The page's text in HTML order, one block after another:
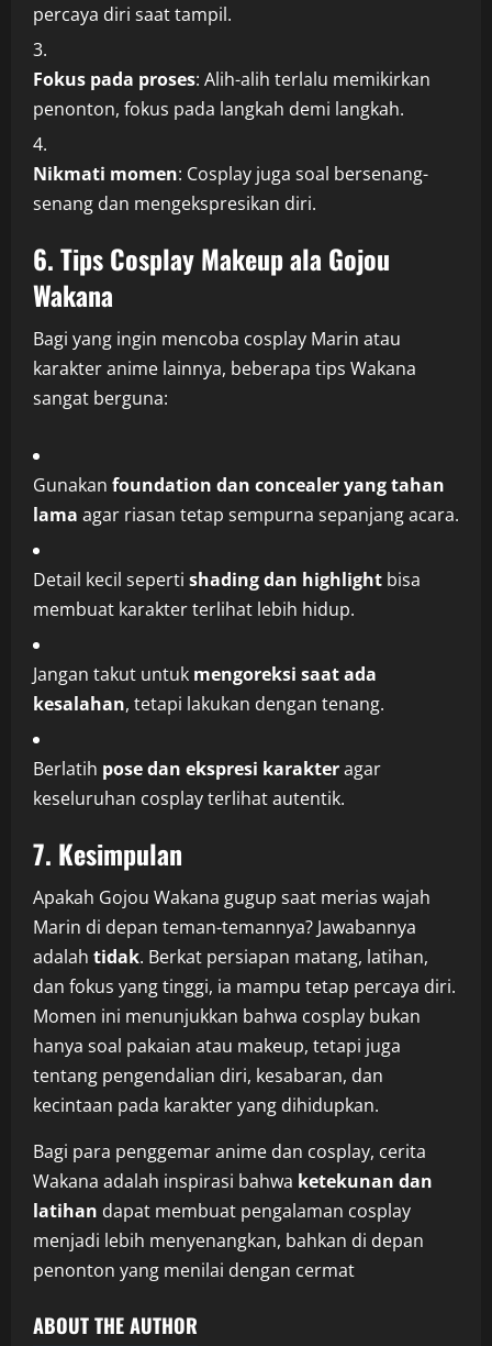
percaya diri saat tampil.
Fokus pada proses: Alih-alih terlalu memikirkan
penonton, fokus pada langkah demi langkah.
Nikmati momen: Cosplay juga soal bersenang-
senang dan mengekspresikan diri.
6. Tips Cosplay Makeup ala Gojou
Wakana
Bagi yang ingin mencoba cosplay Marin atau
karakter anime lainnya, beberapa tips Wakana
sangat berguna:
Gunakan foundation dan concealer yang tahan
lama agar riasan tetap sempurna sepanjang acara.
Detail kecil seperti shading dan highlight bisa
membuat karakter terlihat lebih hidup.
Jangan takut untuk mengoreksi saat ada
kesalahan, tetapi lakukan dengan tenang.
Berlatih pose dan ekspresi karakteragar
keseluruhan cosplay terlihat autentik.
7. Kesimpulan
Apakah Gojou Wakana gugup saat merias wajah
Marin di depan teman-temannya? Jawabannya
adalah tidak. Berkat persiapan matang, latihan,
dan fokus yang tinggi, ia mampu tetap percaya diri.
Momen ini menunjukkan bahwa cosplay bukan
hanya soal pakaian atau makeup, tetapi juga
tentang pengendalian diri, kesabaran, dan
kecintaan pada karakter yang dihidupkan.
Bagi para penggemar anime dan cosplay, cerita
Wakana adalah inspirasi bahwa ketekunan dan
latihan dapat membuat pengalaman cosplay
menjadi lebih menyenangkan, bahkan di depan
penonton yang menilai dengan cermat
ABOUT THE AUTHOR